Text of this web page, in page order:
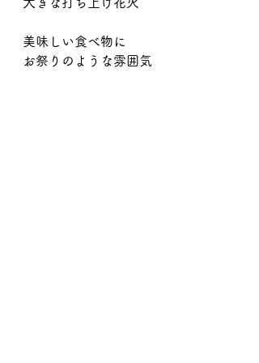
美味しい食べ物に
お祭りのような雰囲気